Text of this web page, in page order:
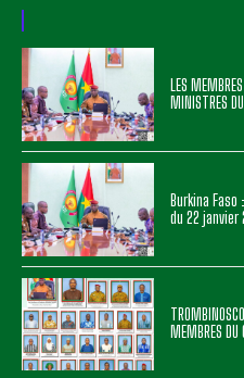
LES
MINISTRES
Burkina
du 22 janvier
MEMBRES